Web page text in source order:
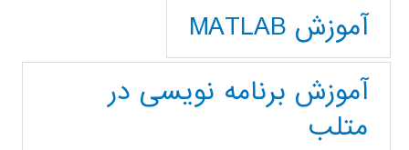
آموزش MATLAB
آموزش برنامه نویسی در
متلب